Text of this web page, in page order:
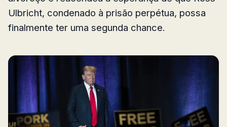
Ulbricht, condenado à prisão perpétua, possa
finalmente ter uma segunda chance.